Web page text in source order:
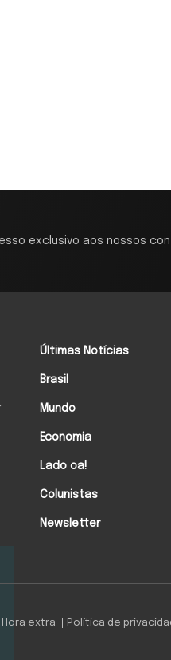
exclusivo aos nossos
Últimas Notícias
Brasil
Mundo
Economia
Lado oa!
Colunistas
Newsletter
Hora extra Política de